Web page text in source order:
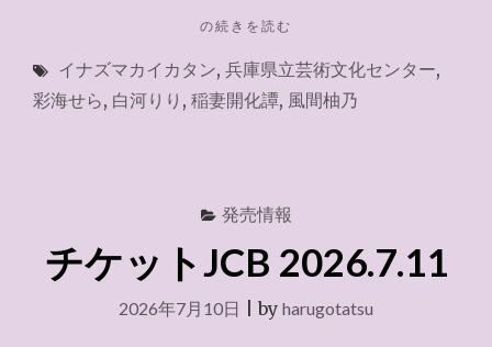
"兵
県
立
セ
ー
2026.7.31"
の続きを読む
イナズマカイカタン, 兵庫県立芸術文化センター,
彩海せら, 白河りり , 稲妻開化譚, 風間柚乃
発売情報
チケットJCB 2026.7.11
2026年7月10日 |by harugotatsu